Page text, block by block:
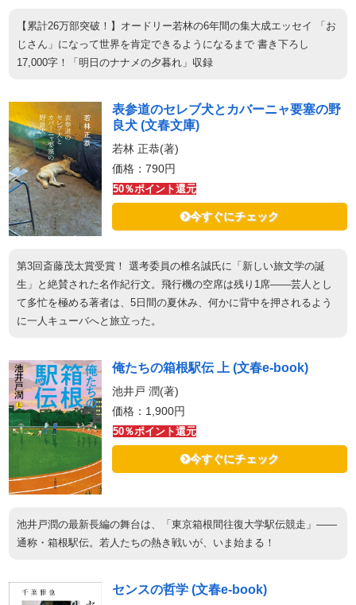
【累計26万部突破！】オードリー若林の6年間の集大成エッセイ 「お
じさん」になって世界を肯定できるようになるまで 書き下ろし
17,000字！「明日のナナメの夕暮れ」収録
表参道のセレブ犬とカバーニャ要塞の野
良犬 (文春文庫)
若林 正恭(著)
価格：790円
50％ポイント還元
今すぐにチェック
第3回斎藤茂太賞受賞！ 選考委員の椎名誠氏に「新しい旅文学の誕
生」と絶賛された名作紀行文。飛行機の空席は残り1席――芸人とし
て多忙を極める著者は、5日間の夏休み、何かに背中を押されるよう
に一人キューバへと旅立った。
俺たちの箱根駅伝 上 (文春e-book)
池井戸 潤(著)
価格：1,900円
50％ポイント還元
今すぐにチェック
池井戸潤の最新長編の舞台は、「東京箱根間往復大学駅伝競走」――
通称・箱根駅伝。若人たちの熱き戦いが、いま始まる！
センスの哲学 (文春e-book)